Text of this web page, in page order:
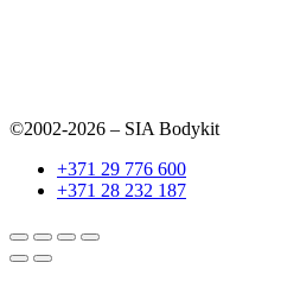
©2002-2026 – SIA Bodykit
+371 29 776 600
+371 28 232 187